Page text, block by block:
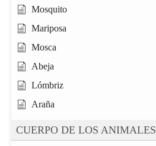
Mosquito
Mariposa
Mosca
Abeja
Lómbriz
Araña
CUERPO DE LOS ANIMALES